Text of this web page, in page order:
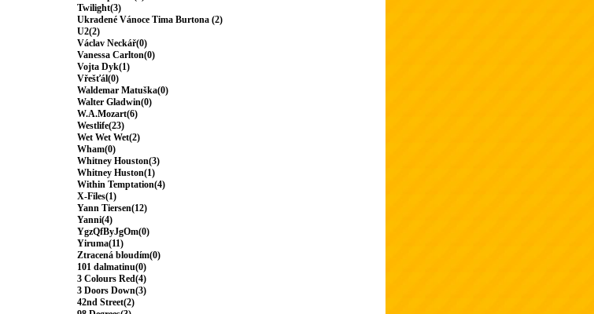
Twilight(3)
Ukradené Vánoce Tima Burtona (2)
U2(2)
Václav Neckář(0)
Vanessa Carlton(0)
Vojta Dyk(1)
Vřešťál(0)
Waldemar Matuška(0)
Walter Gladwin(0)
W.A.Mozart(6)
Westlife(23)
Wet Wet Wet(2)
Wham(0)
Whitney Houston(3)
Whitney Huston(1)
Within Temptation(4)
X-Files(1)
Yann Tiersen(12)
Yanni(4)
YgzQfByJgOm(0)
Yiruma(11)
Ztracená bloudím(0)
101 dalmatinu(0)
3 Colours Red(4)
3 Doors Down(3)
42nd Street(2)